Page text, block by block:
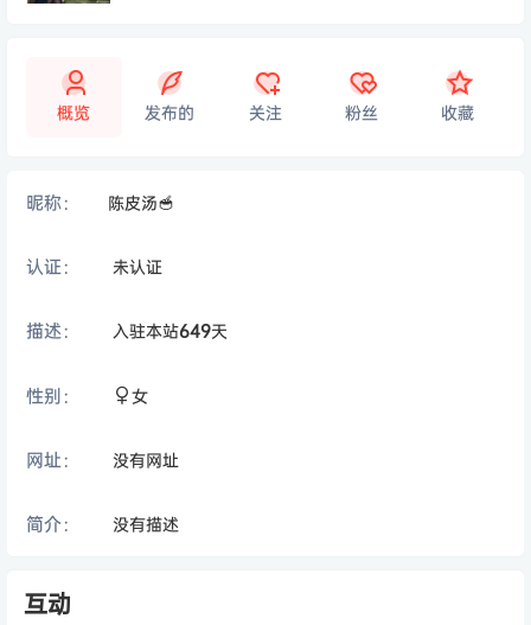
概览 发布的 关注 粉丝 收藏
昵称： 陈皮汤🥣
认证： 未认证
描述： 入驻本站649天
性别： 女
网址： 没有网址
简介： 没有描述
互动